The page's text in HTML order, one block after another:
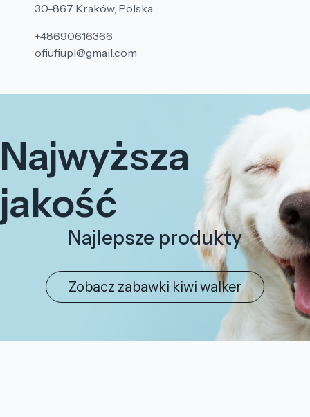
30-867 Kraków, Polska
+48690616366
ofiufiupl@gmail.com
Najwyższa
jakość
Najlepsze produkty
Zobacz zabawki kiwi walker